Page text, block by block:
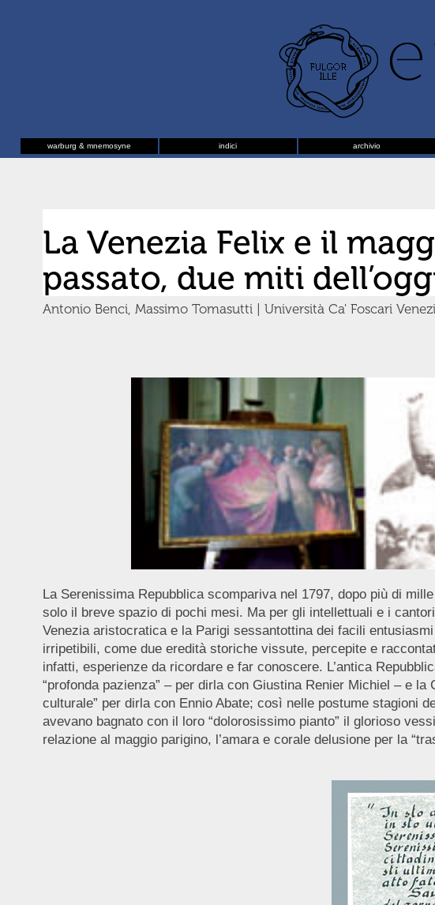
warburg & mnemosyne
indici archivio
La Venezia Felix e il
passato, due miti
Antonio Benci, Massimo Tomasutti | Università Ca' Foscari
La Serenissima Repubblica scompariva nel 1797, dopo più di
solo il breve spazio di pochi mesi. Ma per gli intellettuali e i
Venezia aristocratica e la Parigi sessantottina dei facili
irripetibili, come due eredità storiche vissute, percepite e
infatti, esperienze da ricordare e far conoscere. L’antica
“profonda pazienza” – per dirla con Giustina Renier Michiel – e
culturale” per dirla con Ennio Abate; così nelle postume stagioni
avevano bagnato con il loro “dolorosissimo pianto” il glorioso
relazione al maggio parigino, l’amara e corale delusione per la